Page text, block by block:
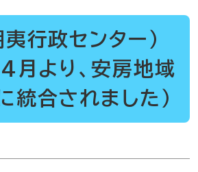
行政センター）
月より、安房地域
統合されました）